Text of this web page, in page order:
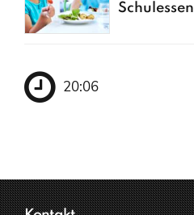
Schulessen
20:06